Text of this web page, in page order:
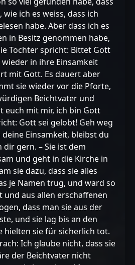
wie ich es weiss, dass ich
habe. Aber dass ich es
in Besitz genommen habe,
Tochter spricht: Bittet Gott
in ihre Einsamkeit
mit Gott. Es dauert aber
sie wieder vor die Pforte,
Beichtvater und
euch mit mir, ich bin Gott
Gott sei gelobt! Geh weg
Einsamkeit, bleibst du
gern. – Sie ist dem
und geht in die Kirche in
sie dazu, dass sie alles
je Namen trug, und ward so
und aus allen erschaffenen
dass man sie aus der
und sie lag bis an den
hielten sie für sicherlich tot.
Ich glaube nicht, dass sie
der Beichtvater nicht